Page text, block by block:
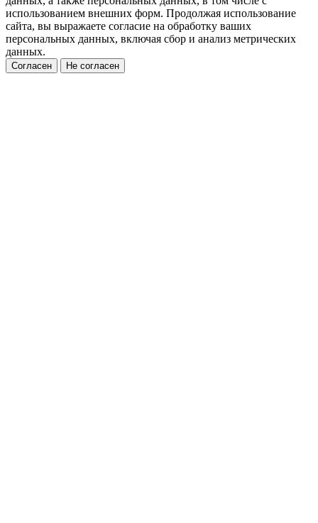
использованием внешних форм. Продолжая использование
сайта, вы выражаете согласие на обработку ваших
персональных данных, включая сбор и анализ метрических
данных.
Согласен Не согласен